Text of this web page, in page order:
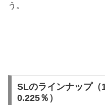
う。
SLのラインナップ（
0.225％）